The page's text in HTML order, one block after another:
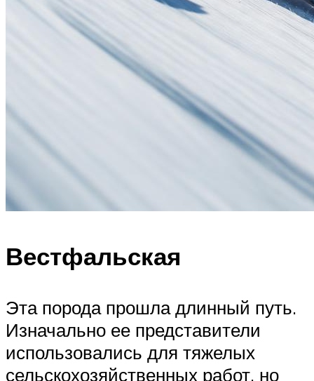
Вестфальская
Эта порода прошла длинный путь.
Изначально ее представители
использовались для тяжелых
сельскохозяйственных работ, но